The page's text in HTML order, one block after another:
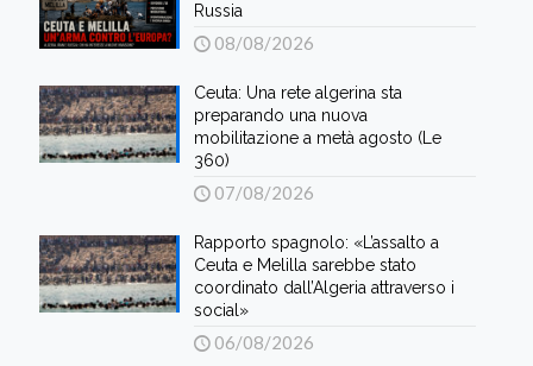
Russia
08/08/2026
Ceuta: Una rete algerina sta
preparando una nuova
mobilitazione a metà agosto (Le
360)
07/08/2026
Rapporto spagnolo: «L’assalto a
Ceuta e Melilla sarebbe stato
coordinato dall’Algeria attraverso i
social»
06/08/2026